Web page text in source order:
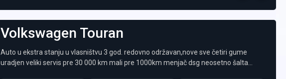
Volkswagen Touran
Auto u ekstra stanju u vlasništvu 3 god. redovno održavan,nove sve četiri gume
uradjen veliki servis pre 30 000 km mali pre 1000km menjač dsg neosetno šalta